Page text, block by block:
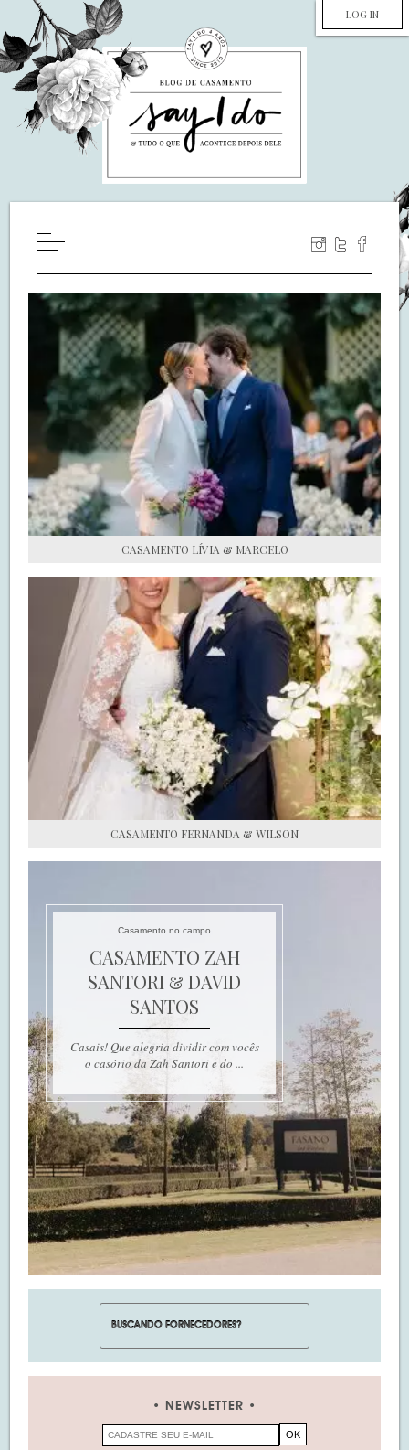
LOG IN
WILL YOU MARRY ME?
LUA DE MEL
COZINHA
DECORAÇÃO
DE NOIVA PRA NOIVA
S.O.S CASADAS
FALE COM O SAY I DO
CASAMENTO LÍVIA & MARCELO
CASAMENTO FERNANDA & WILSON
Casamento no campo
CASAMENTO ZAH
SANTORI & DAVID
SANTOS
Casais! Que alegria dividir com vocês
o casório da Zah Santori e do ...
NEWSLETTER